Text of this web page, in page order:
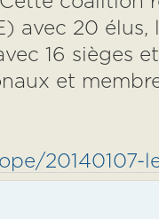
avec 20
16 sièges
et
20140107-